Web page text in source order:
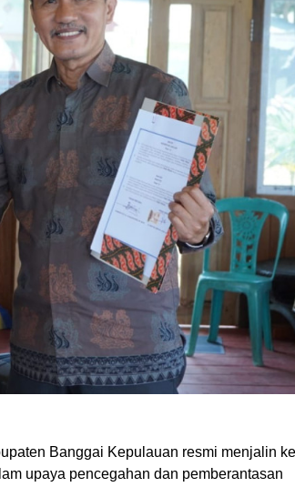
Banggai Kepulauan resmi menjalin
upaya pencegahan dan pemberantasan